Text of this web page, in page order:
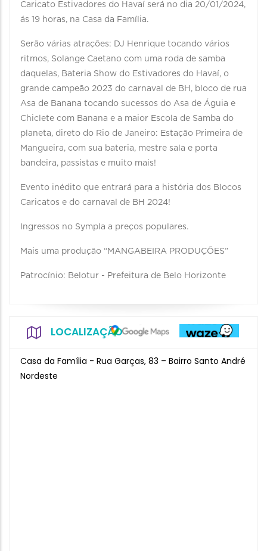
Caricato Estivadores do Havaí será no dia 20/01/2024,
ás 19 horas, na Casa da Família.
Serão várias atrações: DJ Henrique tocando vários
ritmos, Solange Caetano com uma roda de samba
daquelas, Bateria Show do Estivadores do Havaí, o
grande campeão 2023 do carnaval de BH, bloco de rua
Asa de Banana tocando sucessos do Asa de Águia e
Chiclete com Banana e a maior Escola de Samba do
planeta, direto do Rio de Janeiro: Estação Primeira de
Mangueira, com sua bateria, mestre sala e porta
bandeira, passistas e muito mais!
Evento inédito que entrará para a história dos Blocos
Caricatos e do carnaval de BH 2024!
Ingressos no Sympla a preços populares.
Mais uma produção “MANGABEIRA PRODUÇÕES”
Patrocínio: Belotur - Prefeitura de Belo Horizonte
LOCALIZAÇÃO
Casa da Família - Rua Garças, 83 – Bairro Santo André
Nordeste